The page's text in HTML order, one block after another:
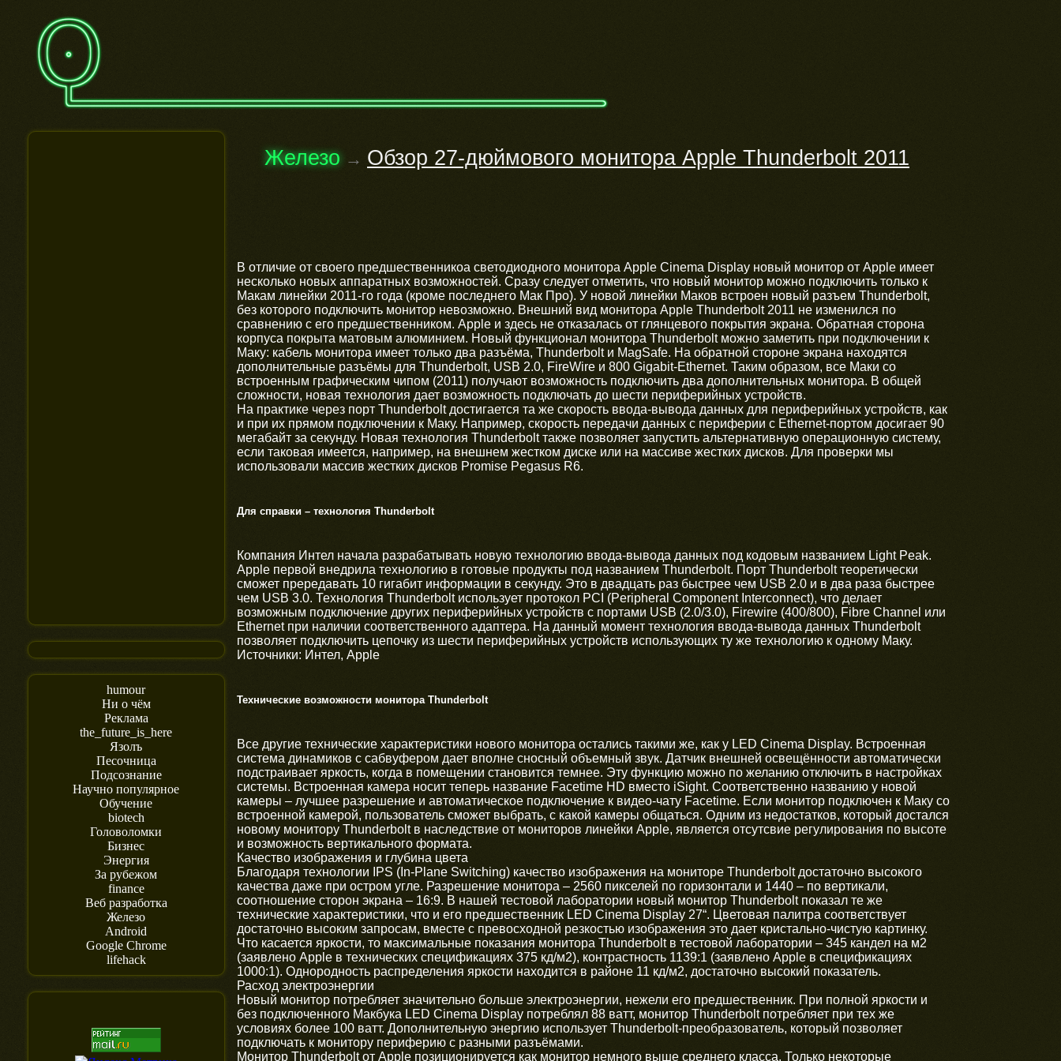
humour
Ни о чём
Реклама
the_future_is_here
Язолъ
Песочница
Подсознание
Научно популярное
Обучение
biotech
Головоломки
Бизнес
Энергия
За рубежом
finance
Веб разработка
Железо
Android
Google Chrome
lifehack
Железо → Обзор 27-дюймового монитора Apple Thunderbolt 2011
В отличие от своего предшественникоа светодиодного монитора Apple Cinema Display новый монитор от Apple имеет
несколько новых аппаратных возможностей. Сразу следует отметить, что новый монитор можно подключить только к
Макам линейки 2011-го года (кроме последнего Мак Про). У новой линейки Маков встроен новый разъем Thunderbolt,
без которого подключить монитор невозможно. Внешний вид монитора Apple Thunderbolt 2011 не изменился по
сравнению с его предшественником. Apple и здесь не отказалась от глянцевого покрытия экрана. Обратная сторона
корпуса покрыта матовым алюминием. Новый функционал монитора Thunderbolt можно заметить при подключении к
Маку: кабель монитора имеет только два разъёма, Thunderbolt и MagSafe. На обратной стороне экрана находятся
дополнительные разъёмы для Thunderbolt, USB 2.0, FireWire и 800 Gigabit-Ethernet. Таким образом, все Маки со
встроенным графическим чипом (2011) получают возможность подключить два дополнительных монитора. В общей
сложности, новая технология дает возможность подключать до шести периферийных устройств.
На практике через порт Thunderbolt достигается та же скорость ввода-вывода данных для периферийных устройств, как
и при их прямом подключении к Маку. Например, скорость передачи данных с периферии с Ethernet-портом досигает 90
мегабайт за секунду. Новая технология Thunderbolt также позволяет запустить альтернативную операционную систему,
если таковая имеется, например, на внешнем жестком диске или на массиве жестких дисков. Для проверки мы
использовали массив жестких дисков Promise Pegasus R6.
Для справки – технология Thunderbolt
Компания Интел начала разрабатывать новую технологию ввода-вывода данных под кодовым названием Light Peak.
Apple первой внедрила технологию в готовые продукты под названием Thunderbolt. Порт Thunderbolt теоретически
сможет прередавать 10 гигабит информации в секунду. Это в двадцать раз быстрее чем USB 2.0 и в два раза быстрее
чем USB 3.0. Технология Thunderbolt использует протокол PCI (Peripheral Component Interconnect), что делает
возможным подключение других периферийных устройств с портами USB (2.0/3.0), Firewire (400/800), Fibre Channel или
Ethernet при наличии соответственного адаптера. На данный момент технология ввода-вывода данных Thunderbolt
позволяет подключить цепочку из шести периферийных устройств использующих ту же технологию к одному Маку.
Источники: Интел, Apple
Технические возможности монитора Thunderbolt
Все другие технические характеристики нового монитора остались такими же, как у LED Cinema Display. Встроенная
система динамиков с сабвуфером дает вполне сносный объемный звук. Датчик внешней освещённости автоматически
подстраивает яркость, когда в помещении становится темнее. Эту функцию можно по желанию отключить в настройках
системы. Встроенная камера носит теперь название Facetime HD вместо iSight. Соответственно названию у новой
камеры – лучшее разрешение и автоматическое подключение к видео-чату Facetime. Если монитор подключен к Маку со
встроенной камерой, пользователь сможет выбрать, с какой камеры общаться. Одним из недостатков, который достался
новому монитору Thunderbolt в наследствие от мониторов линейки Apple, является отсутсвие регулирования по высоте
и возможность вертикального формата.
Качество изображения и глубина цвета
Благодаря технологии IPS (In-Plane Switching) качество изображения на мониторе Thunderbolt достаточно высокого
качества даже при остром угле. Разрешение монитора – 2560 пикселей по горизонтали и 1440 – по вертикали,
соотношение сторон экрана – 16:9. В нашей тестовой лаборатории новый монитор Thunderbolt показал те же
технические характеристики, что и его предшественник LED Cinema Display 27“. Цветовая палитра соответствует
достаточно высоким запросам, вместе с превосходной резкостью изображения это дает кристально-чистую картинку.
Что касается яркости, то максимальные показания монитора Thunderbolt в тестовой лаборатории – 345 кандел на м2
(заявлено Apple в технических спецификациях 375 кд/м2), контрастность 1139:1 (заявлено Apple в спецификациях
1000:1). Однородность распределения яркости находится в районе 11 кд/м2, достаточно высокий показатель.
Расход электроэнергии
Новый монитор потребляет значительно больше электроэнергии, нежели его предшественник. При полной яркости и
без подключенного Макбука LED Cinema Display потреблял 88 ватт, монитор Thunderbolt потребляет при тех же
условиях более 100 ватт. Дополнительную энергию использует Thunderbolt-преобразователь, который позволяет
подключать к монитору периферию с разными разъёмами.
Монитор Thunderbolt от Apple позиционируется как монитор немного выше среднего класса. Только некоторые